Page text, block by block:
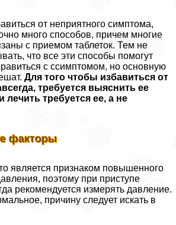
от неприятного симптома,
много способов, причем многие
с приемом таблеток. Тем не
что все эти способы помогут
с ссимптомом, но основную
Для того чтобы избавиться от
требуется выяснить ее
лечить требуется ее, а не
факторы
является признаком повышенного
поэтому при приступе
рекомендуется измерять давление.
причину следует искать в